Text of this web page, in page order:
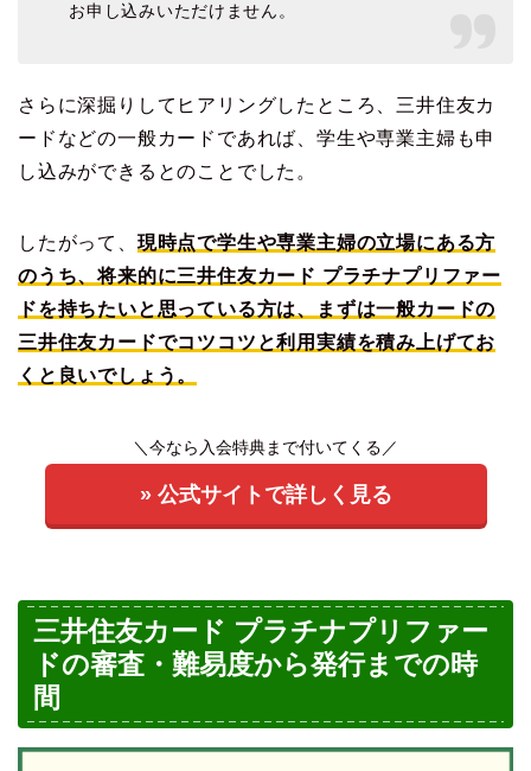
お申し込みいただけません。
さらに深掘りしてヒアリングしたところ、三井住友カ
ードなどの一般カードであれば、学生や専業主婦も申
し込みができるとのことでした。
したがって、 現時点で学生や専業主婦の立場にある方
のうち、将来的に三井住友カード プラチナプリファー
ドを持ちたいと思っている方は、まずは一般カードの
三井住友カードでコツコツと利用実績を積み上げてお
くと良いでしょう。
＼今なら入会特典まで付いてくる／
» 公式サイトで詳しく見る
三井住友カード プラチナプリファー
ドの審査・難易度から発行までの時
間